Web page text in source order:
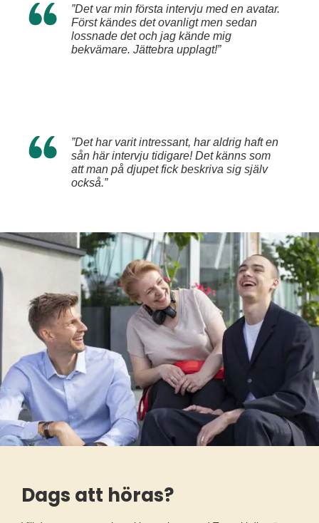
”Det var min första intervju med en avatar.
Först kändes det ovanligt men sedan
lossnade det och jag kände mig
bekvämare. Jättebra upplagt!”
”Det har varit intressant, har aldrig haft en
sån här intervju tidigare! Det känns som
att man på djupet fick beskriva sig själv
också.”
Dags att höras?